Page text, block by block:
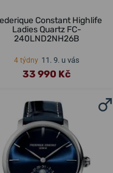
Constant Highlife
Ladies Quartz FC-
240LND2NH26B
4 týdny 11. 9. u vás
33 990 Kč